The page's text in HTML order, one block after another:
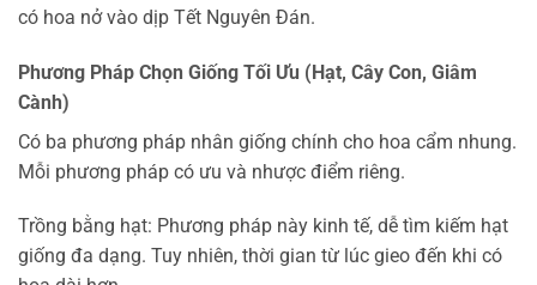
có hoa nở vào dịp Tết Nguyên Đán.
Phương Pháp Chọn Giống Tối Ưu (Hạt, Cây Con, Giâm
Cành)
Có ba phương pháp nhân giống chính cho hoa cẩm nhung.
Mỗi phương pháp có ưu và nhược điểm riêng.
Trồng bằng hạt: Phương pháp này kinh tế, dễ tìm kiếm hạt
giống đa dạng. Tuy nhiên, thời gian từ lúc gieo đến khi có